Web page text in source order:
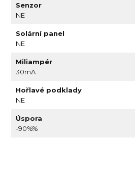
Senzor
NE
Solární panel
NE
Miliampér
30mA
Hořlavé podklady
NE
Úspora
-90%%